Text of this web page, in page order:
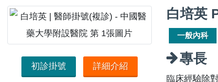
初診掛號 詳細介紹
白培英
一般內科
專長
臨床經驗除